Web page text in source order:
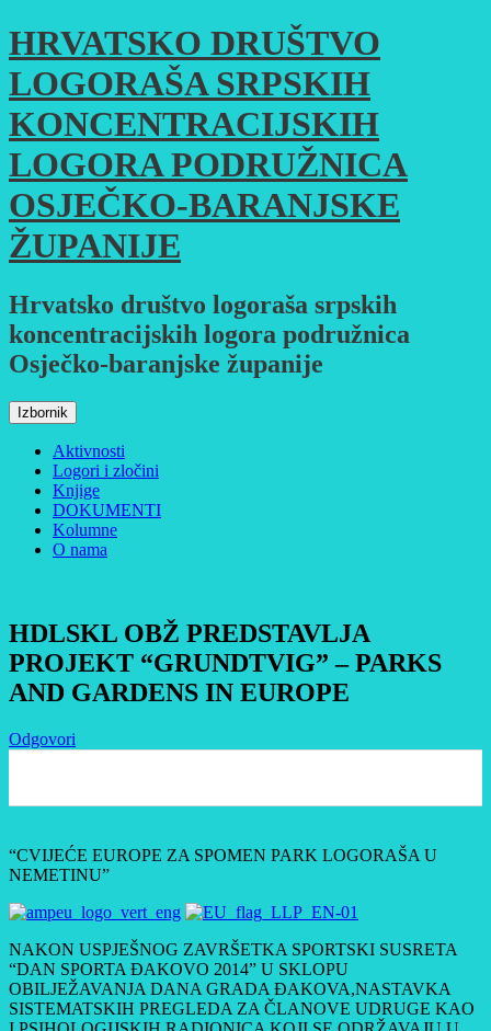
Skoči
do
sadržaja
HRVATSKO DRUŠTVO
LOGORAŠA SRPSKIH
KONCENTRACIJSKIH
LOGORA PODRUŽNICA
OSJEČKO-BARANJSKE
ŽUPANIJE
Hrvatsko društvo logoraša srpskih
koncentracijskih logora podružnica
Osječko-baranjske županije
Izbornik
Aktivnosti
Logori i zločini
Knjige
DOKUMENTI
Kolumne
O nama
HDLSKL OBŽ PREDSTAVLJA
PROJEKT “GRUNDTVIG” – PARKS
AND GARDENS IN EUROPE
Odgovori
“CVIJEĆE EUROPE ZA SPOMEN PARK LOGORAŠA U
NEMETINU”
NAKON USPJEŠNOG ZAVRŠETKA SPORTSKI SUSRETA
“DAN SPORTA ĐAKOVO 2014” U SKLOPU
OBILJEŽAVANJA DANA GRADA ĐAKOVA,NASTAVKA
SISTEMATSKIH PREGLEDA ZA ČLANOVE UDRUGE KAO